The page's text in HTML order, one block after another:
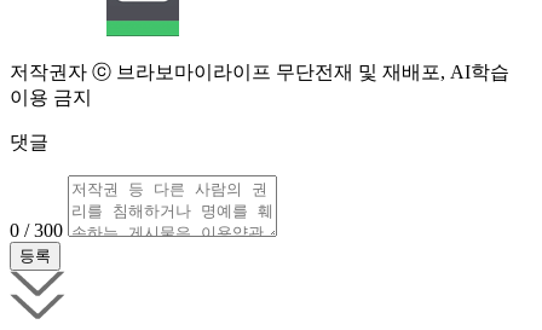
저작권자 ⓒ 브라보마이라이프 무단전재 및 재배포, AI학습
이용 금지
댓글
0 / 300